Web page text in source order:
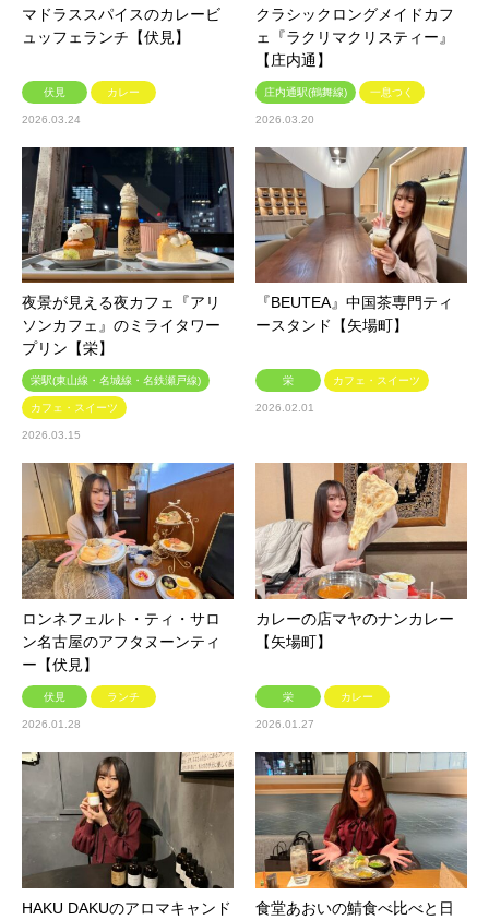
マドラススパイスのカレービ
ュッフェランチ【伏見】
伏見 カレー
2026.03.24
クラシックロングメイドカフ
ェ『ラクリマクリスティー』
【庄内通】
庄内通駅(鶴舞線) 一息つく
2026.03.20
夜景が見える夜カフェ『アリ
ソンカフェ』のミライタワー
プリン【栄】
栄駅(東山線・名城線・名鉄瀬戸線)
カフェ・スイーツ
2026.03.15
『BEUTEA』中国茶専門ティ
ースタンド【矢場町】
栄 カフェ・スイーツ
2026.02.01
ロンネフェルト・ティ・サロ
ン名古屋のアフタヌーンティ
ー【伏見】
伏見 ランチ
2026.01.28
カレーの店マヤのナンカレー
【矢場町】
栄 カレー
2026.01.27
HAKU DAKUのアロマキャンド
食堂あおいの鯖食べ比べと日